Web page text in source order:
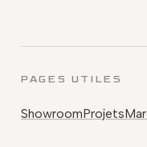
PAGES UTILES
ShowroomProjets